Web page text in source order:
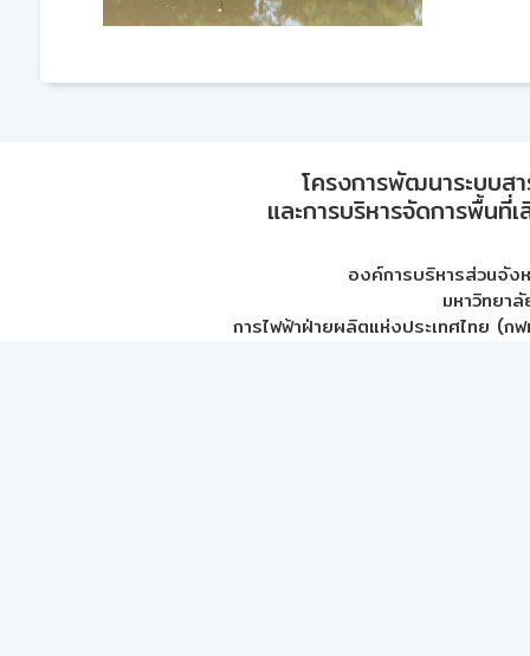
โครงการพัฒนาระบบส
และการบริหารจัดการพื้นที่
องค์การบริหารส่วนจัง
มหาวิทยา
การไฟฟ้าฝ่ายผลิตแห่งประเทศไทย (กฟ